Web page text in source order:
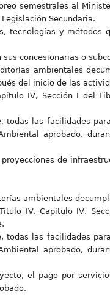
semestrales al
Secundaria.
tecnologías y
concesionarias o
ambientales
del inicio de las
IV, Sección I del
todas las facilidades
aprobado,
de
ambientales
IV, Capítulo IV,
todas las facilidades
aprobado,
el pago por